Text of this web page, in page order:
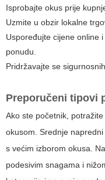
Isprobajte okus prije
Uzmite u obzir lokalne
Uspoređujte cijene online
ponudu.
Pridržavajte se
Preporučeni tipovi
Ako ste početnik,
okusom. Srednje
s većim izborom okusa.
podesivim snagama i